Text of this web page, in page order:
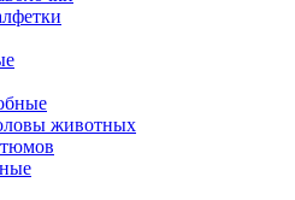
животных